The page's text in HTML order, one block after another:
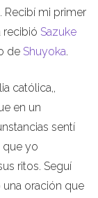
Recibí mi primer
recibió Sazuke
de Shuyoka.
católica,,
en un
sentí
que yo
ritos. Seguí
oración que